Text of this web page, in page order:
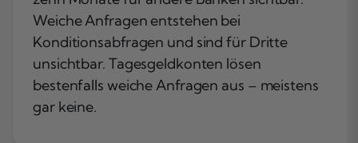
Weiche Anfragen entstehen bei
Konditionsabfragen und sind für Dritte
unsichtbar. Tagesgeldkonten lösen
bestenfalls weiche Anfragen aus – meistens
gar keine.